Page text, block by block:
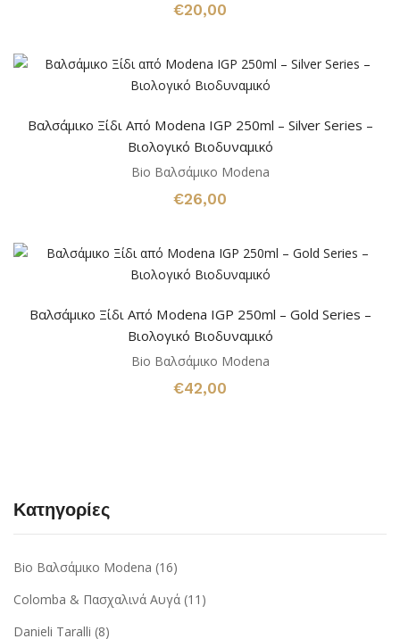
€20,00
Βαλσάμικο Ξίδι Από Modena IGP 250ml – Silver Series –
Bιολογικό Βιοδυναμικό
Bio Βαλσάμικο Modena
€26,00
Βαλσάμικο Ξίδι Από Modena IGP 250ml – Gold Series –
Bιολογικό Βιοδυναμικό
Bio Βαλσάμικο Modena
€42,00
Κατηγορίες
Bio Βαλσάμικο Modena (16)
Colomba & Πασχαλινά Αυγά (11)
Danieli Taralli (8)